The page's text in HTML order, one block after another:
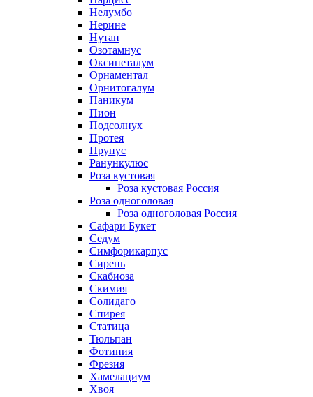
Нелумбо
Нерине
Нутан
Озотамнус
Оксипеталум
Орнаментал
Орнитогалум
Паникум
Пион
Подсолнух
Протея
Прунус
Ранункулюс
Роза кустовая
Роза кустовая Россия
Роза одноголовая
Роза одноголовая Россия
Сафари Букет
Седум
Симфорикарпус
Сирень
Скабиоза
Скимия
Солидаго
Спирея
Статица
Тюльпан
Фотиния
Фрезия
Хамелациум
Хвоя